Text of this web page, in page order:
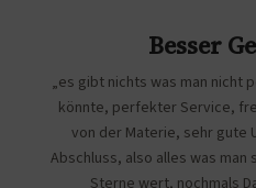
Besser
„es gibt nichts was man nicht
könnte, perfekter Service,
von der Materie, sehr gute
Abschluss, also alles was